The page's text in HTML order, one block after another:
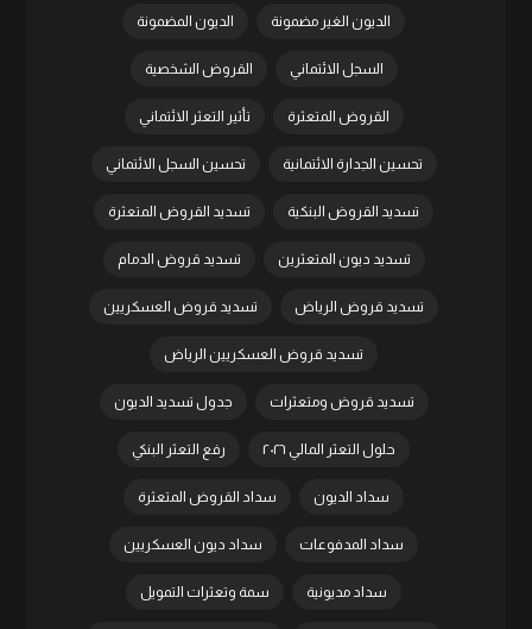
الديون الغير مضمونة الديون المضمونة
السجل الائتماني القروض الشخصية
القروض المتعثرة تأثير التعثر الائتماني
تحسين الجدارة الائتمانية تحسين السجل الائتماني
تسديد القروض البنكية تسديد القروض المتعثرة
تسديد ديون المتعثرين تسديد قروض الدمام
تسديد قروض الرياض تسديد قروض العسكريين
تسديد قروض العسكريين الرياض
تسديد قروض ومتعثرات جدول تسديد الديون
حلول التعثر المالي ٢٠٢٦ رفع التعثر البنكي
سداد الديون سداد القروض المتعثرة
سداد المدفوعات سداد ديون العسكريين
سداد مديونية سمة وتعثرات التمويل